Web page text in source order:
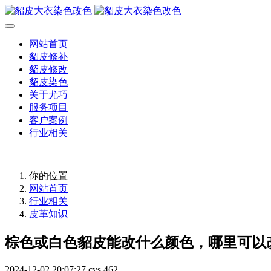
网站首页
貂皮修补
貂皮修改
貂皮染色
关于尤巧
服务项目
客户案例
行业相关
你的位置
网站首页
行业相关
皮革知识
棕色或白色貂皮能改什么颜色，哪里可以